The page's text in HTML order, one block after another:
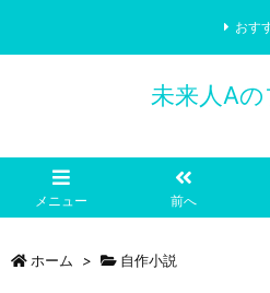
未来人A
メニュー 前へ
おす
ホーム > 自作小説